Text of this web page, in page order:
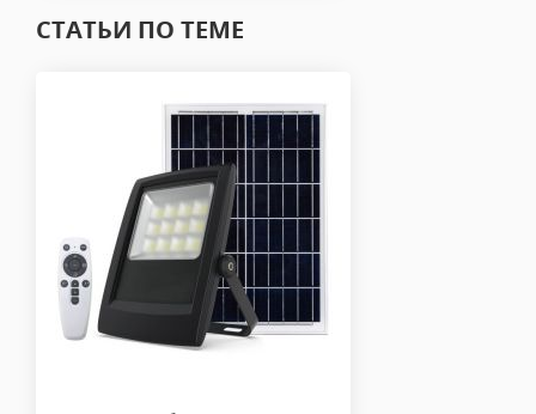
СТАТЬИ ПО ТЕМЕ